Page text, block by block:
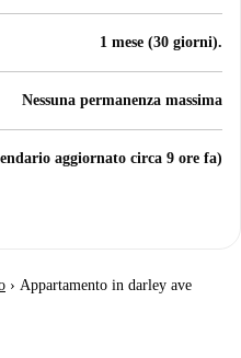
1 mese (30 giorni).
Nessuna permanenza massima
aggiornato circa 9 ore fa)
› Appartamento in darley ave